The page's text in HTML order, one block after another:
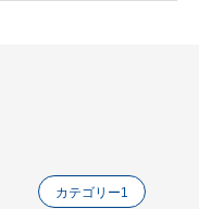
カテゴリー1